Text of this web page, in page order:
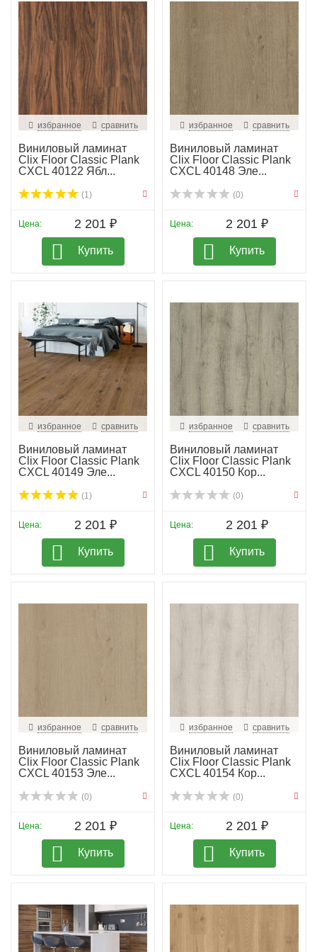
избранное сравнить
Виниловый ламинат
Clix Floor Classic Plank
CXCL 40122 Ябл...
(1)
Цена: 2 201 ₽
Купить
избранное сравнить
Виниловый ламинат
Clix Floor Classic Plank
CXCL 40148 Эле...
(0)
Цена: 2 201 ₽
Купить
избранное сравнить
Виниловый ламинат
Clix Floor Classic Plank
CXCL 40149 Эле...
(1)
Цена: 2 201 ₽
Купить
избранное сравнить
Виниловый ламинат
Clix Floor Classic Plank
CXCL 40150 Кор...
(0)
Цена: 2 201 ₽
Купить
избранное сравнить
Виниловый ламинат
Clix Floor Classic Plank
CXCL 40153 Эле...
(0)
Цена: 2 201 ₽
Купить
избранное сравнить
Виниловый ламинат
Clix Floor Classic Plank
CXCL 40154 Кор...
(0)
Цена: 2 201 ₽
Купить